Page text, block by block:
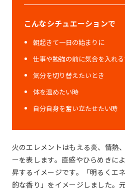
こんなシチュエーションで
朝起きて一日の始まりに
仕事や勉強の前に気合を入れ
気分を切り替えたいとき
体を温めたい時
自分自身を奮い立たせたい時
火のエレメントはもえる炎、情熱
ーを表します。直感やひらめきに
昇するイメージです。「明るくエ
的な香り」をイメージしました。